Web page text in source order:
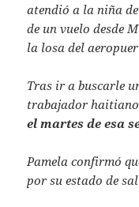
atendió a la niña
de un vuelo desde
la losa del
Tras ir a buscarle
trabajador
el martes de esa
Pamela confirmó
por su estado de